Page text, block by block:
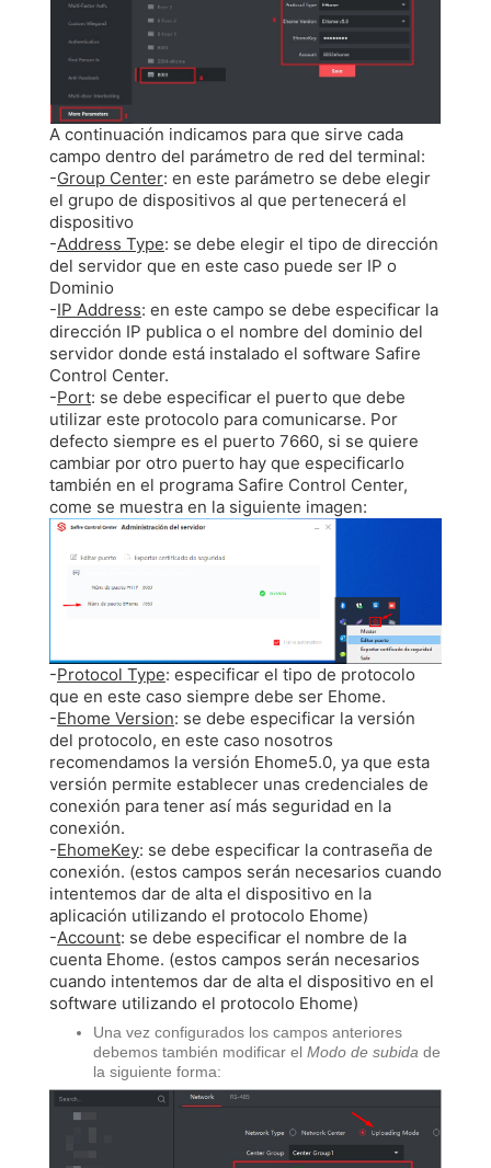
A continuación indicamos para que sirve cada
campo dentro del parámetro de red del terminal:
-Group Center: en este parámetro se debe elegir
el grupo de dispositivos al que pertenecerá el
dispositivo
-Address Type: se debe elegir el tipo de dirección
del servidor que en este caso puede ser IP o
Dominio
-IP Address: en este campo se debe especificar la
dirección IP publica o el nombre del dominio del
servidor donde está instalado el software Safire
Control Center.
-Port: se debe especificar el puerto que debe
utilizar este protocolo para comunicarse. Por
defecto siempre es el puerto 7660, si se quiere
cambiar por otro puerto hay que especificarlo
también en el programa Safire Control Center,
come se muestra en la siguiente imagen:
-Protocol Type: especificar el tipo de protocolo
que en este caso siempre debe ser Ehome.
-Ehome Version: se debe especificar la versión
del protocolo, en este caso nosotros
recomendamos la versión Ehome5.0, ya que esta
versión permite establecer unas credenciales de
conexión para tener así más seguridad en la
conexión.
-EhomeKey: se debe especificar la contraseña de
conexión. (estos campos serán necesarios cuando
intentemos dar de alta el dispositivo en la
aplicación utilizando el protocolo Ehome)
-Account: se debe especificar el nombre de la
cuenta Ehome. (estos campos serán necesarios
cuando intentemos dar de alta el dispositivo en el
software utilizando el protocolo Ehome)
Una vez configurados los campos anteriores
debemos también modificar el Modo de subida de
la siguiente forma: